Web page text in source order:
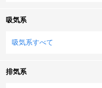
吸気系
吸気系すべて
排気系